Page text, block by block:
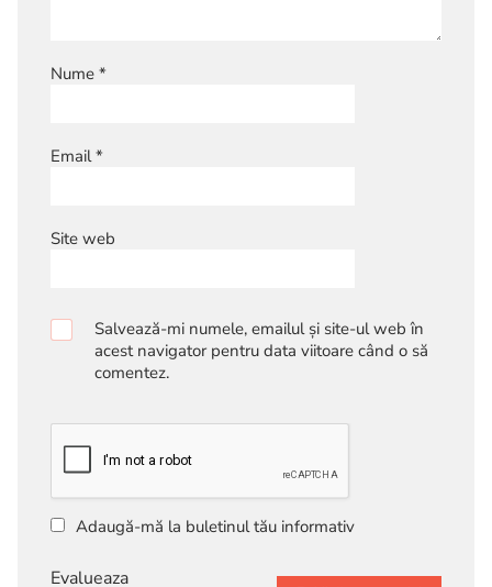
Nume *
Email*
Site web
Salvează-mi numele, emailul și site-ul web în
acest navigator pentru data viitoare când o să
comentez.
Adaugă-mă la buletinul tău informativ
Evalueaza